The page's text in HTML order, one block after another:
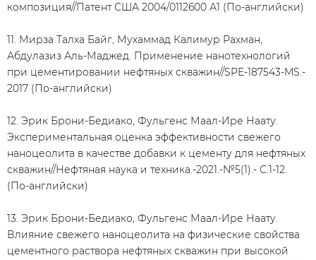
композиция//Патент США 2004/0112600 А1 (По-английски)
11. Мирза Талха Байг, Мухаммад Калимур Рахман,
Абдулазиз Аль-Маджед. Применение нанотехнологий
при цементировании нефтяных скважин//SPE-187543-MS.-
2017 (По-английски)
12. Эрик Брони-Бедиако, Фульгенс Маал-Ире Наату.
Экспериментальная оценка эффективности свежего
наноцеолита в качестве добавки к цементу для нефтяных
скважин//Нефтяная наука и техника.-2021.-№5(1).- С.1-12.
(По-английски)
13. Эрик Брони-Бедиако, Фульгенс Маал-Ире Наату.
Влияние свежего наноцеолита на физические свойства
цементного раствора нефтяных скважин при высокой